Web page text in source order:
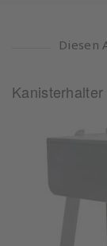
Diesen